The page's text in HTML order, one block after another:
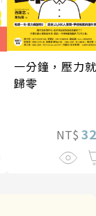
一分鐘，壓力就
歸零
NT$